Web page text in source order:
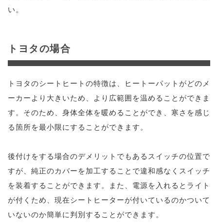
い。
トヨタの場合
トヨタのシートヒートの特徴は、ヒートーパットがどのメ
ーカーより大きいため、より広範囲を温めることができま
す。そのため、身体全体を暖めることができ、寒さを感じ
る箇所を最小限にすることができます。
後付けをする場合のデメリットでもあるスイッチの位置で
すが、純正のカバーを加工することで違和感なくスイッチ
を装着することができます。また、電源を入れるとライト
が付くため、現在シートヒーターが付いているのかついて
いないのか簡単に判別することができます。